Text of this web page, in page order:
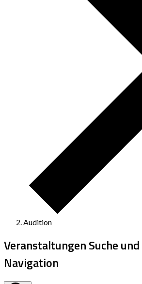
Audition
Veranstaltungen Suche
Navigation